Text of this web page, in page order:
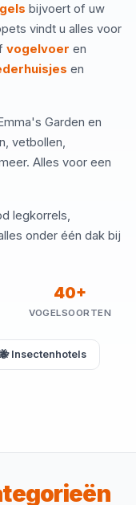
bijvoert of uw
vindt u alles voor
vogelvoer en
en
Garden en
vetbollen,
Alles voor een
legkorrels,
onder één dak bij
40+
VOGELSOORTEN
Insectenhotels